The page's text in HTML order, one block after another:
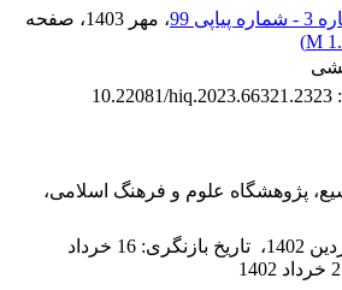
، مهر 1403
، صفحه
)
10.22081/hiq.2023.66321.2323
پژوهشگاه علوم و فرهنگ اسلامی،
، تاریخ بازنگری:
16 خرداد
1402